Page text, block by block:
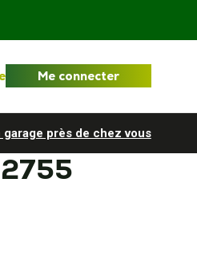
Me connecter
garage près de chez vous